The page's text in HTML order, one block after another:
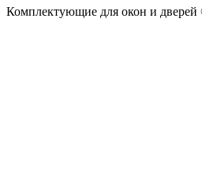
Комплектующие для окон и дверей